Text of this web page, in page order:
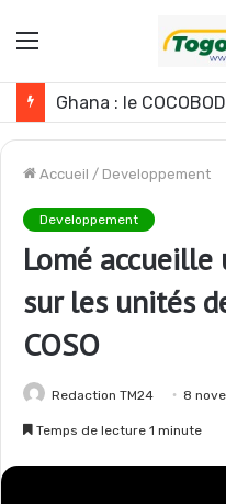
Menu
Accueil / Developpement
Developpement
Lomé
sur les unités
COSO
Redaction TM24 8
Temps de lecture 1 minute